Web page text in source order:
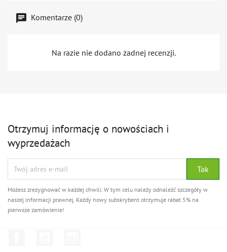
Komentarze (0)
Na razie nie dodano żadnej recenzji.
Otrzymuj informację o nowościach i
wyprzedażach
Możesz zrezygnować w każdej chwili. W tym celu należy odnaleźć szczegóły w
naszej informacji prawnej. Każdy nowy subskrybent otrzymuje rabat 5% na
pierwsze zamówienie!